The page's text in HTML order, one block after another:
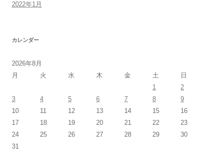
2022年1月
カレンダー
2026年8月
月
火 水 木 金 土
日
1
2
3
4 5 6 7 8
9
10
11 12 13 14 15
16
17
18 19 20 21 22
23
24
25 26 27 28 29
30
31